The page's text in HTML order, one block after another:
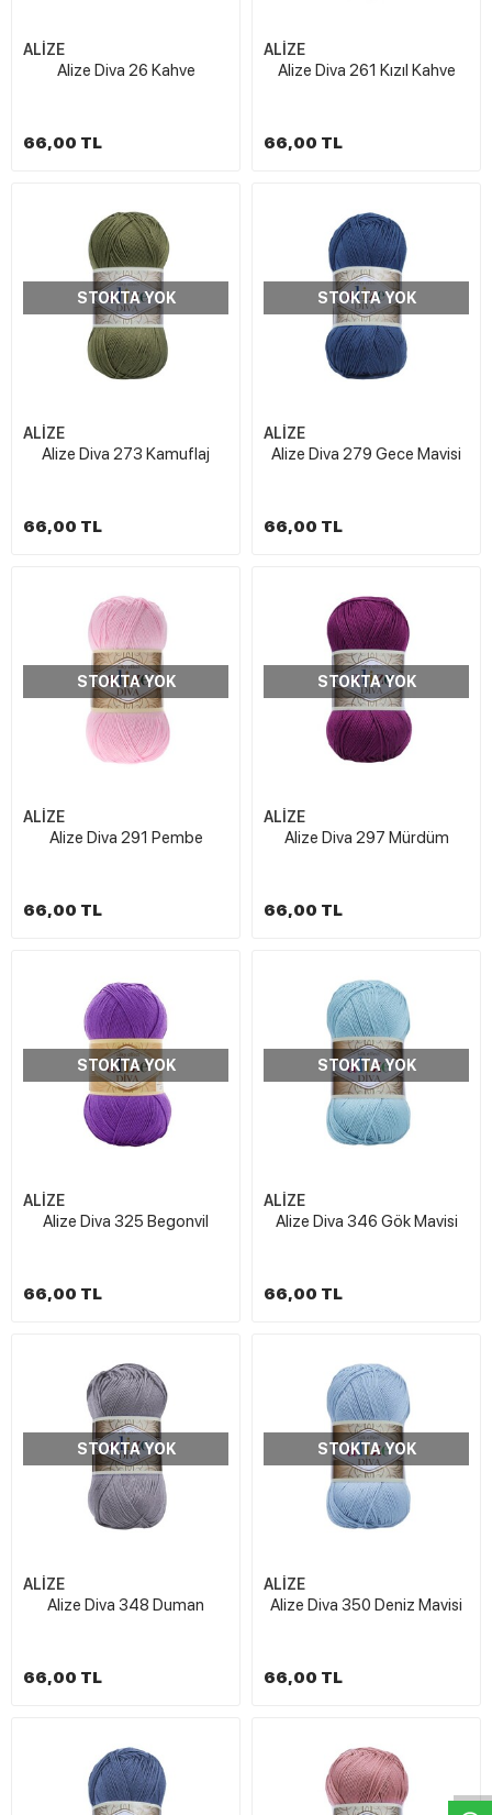
ALİZE
Alize Diva 26 Kahve
66,00 TL
ALİZE
Alize Diva 261 Kızıl Kahve
66,00 TL
STOKTA YOK
ALİZE
Alize Diva 273 Kamuflaj
66,00 TL
STOKTA YOK
ALİZE
Alize Diva 279 Gece Mavisi
66,00 TL
STOKTA YOK
ALİZE
Alize Diva 291 Pembe
66,00 TL
STOKTA YOK
ALİZE
Alize Diva 297 Mürdüm
66,00 TL
STOKTA YOK
ALİZE
Alize Diva 325 Begonvil
66,00 TL
STOKTA YOK
ALİZE
Alize Diva 346 Gök Mavisi
66,00 TL
STOKTA YOK
ALİZE
Alize Diva 348 Duman
66,00 TL
STOKTA YOK
ALİZE
Alize Diva 350 Deniz Mavisi
66,00 TL